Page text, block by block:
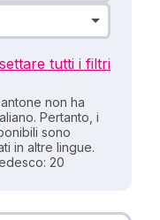
tutti i filtri
non ha
Pertanto, i
sono
in altre lingue.
20